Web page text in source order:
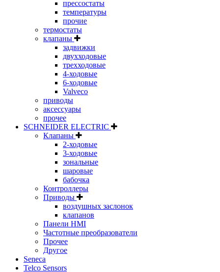
прессостаты
температуры
прочие
термостаты
клапаны
задвижки
двухходовые
трехходовые
4-ходовые
6-ходовые
Valveco
приводы
аксессуары
прочее
SCHNEIDER ELECTRIC
Клапаны
2-ходовые
3-ходовые
зональные
шаровые
бабочка
Контроллеры
Приводы
воздушных заслонок
клапанов
Панели HMI
Частотные преобразователи
Прочее
Другое
Seneca
Telco Sensors